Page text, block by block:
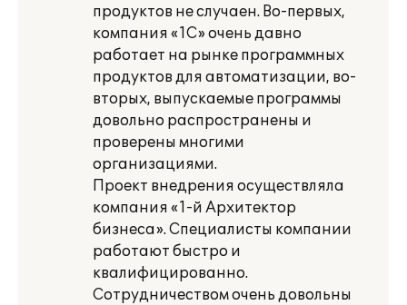
продуктов не случаен. Во-первых,
компания «1С» очень давно
работает на рынке программных
продуктов для автоматизации, во-
вторых, выпускаемые программы
довольно распространены и
проверены многими
организациями.
Проект внедрения осуществляла
компания «1-й Архитектор
бизнеса». Специалисты компании
работают быстро и
квалифицированно.
Сотрудничеством очень довольны